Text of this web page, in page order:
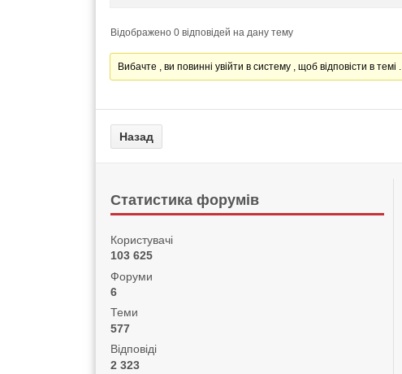
Відображено 0 відповідей на дану тему
Вибачте , ви повинні увійти в систему , щоб відповісти в темі .
Статистика форумів
Користувачі
103 625
Форуми
6
Теми
577
Відповіді
2 323